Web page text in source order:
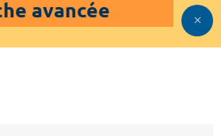
avancée